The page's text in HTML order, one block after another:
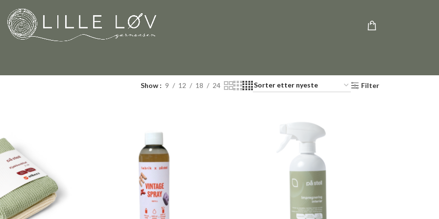
Show 9 12 18 24 Filter